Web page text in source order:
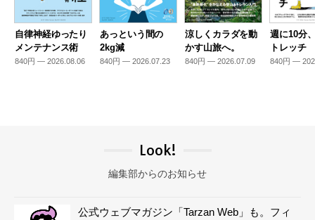
自律神経ゆったり
メンテナンス術
840円 — 2026.08.06
あっという間の
2kg減
840円 — 2026.07.23
涼しくカラダを動
かす山旅へ。
840円 — 2026.07.09
週に10分
トレッチ
840円 —
Look!
編集部からのお知らせ
公式ウェブマガジン「Tarzan Web」も。フィ